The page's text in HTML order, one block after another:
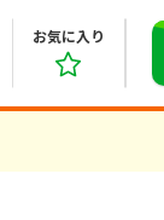
お気に入り